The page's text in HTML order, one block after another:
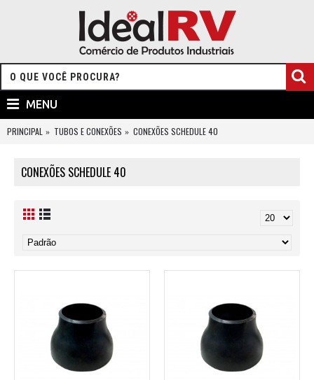
MENU
PRINCIPAL TUBOS E CONEXÕES CONEXÕES SCHEDULE 40
CONEXÕES SCHEDULE 40